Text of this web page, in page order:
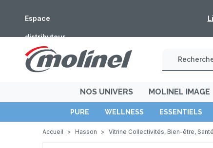
Espace
distributeur
Fermeture
NOS UNIVERS MOLINEL IMAGE
PURE WELLNESS ESSENTIELS
Accueil > Hasson > Vitrine Collectivités, Bien-être, Santé